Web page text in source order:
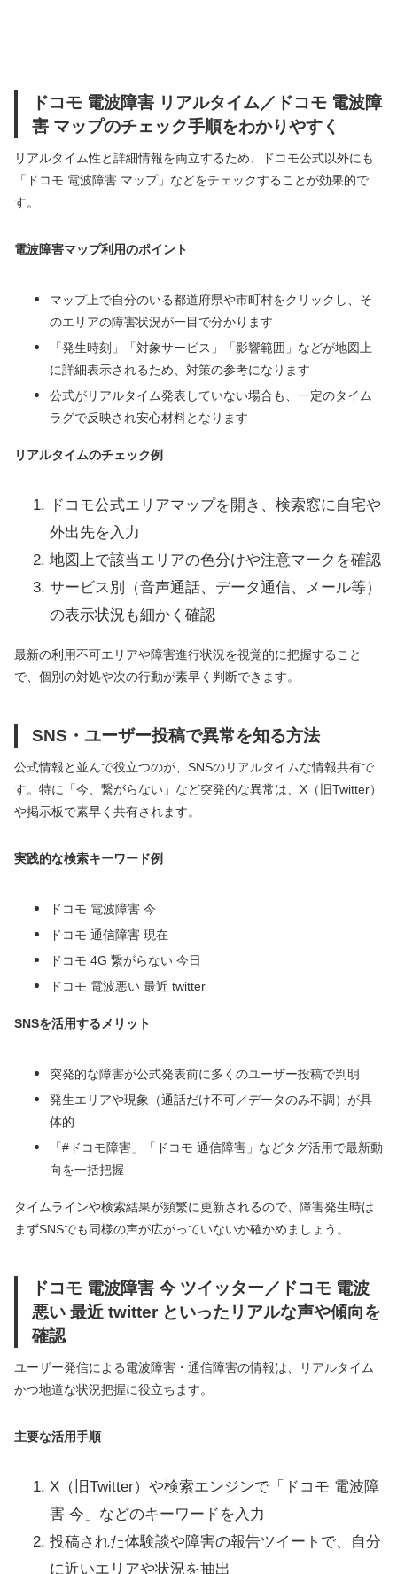
ドコモ 電波障害 リアルタイム／ドコモ 電波障
害 マップのチェック手順をわかりやすく
リアルタイム性と詳細情報を両立するため、ドコモ公式以外にも
「ドコモ 電波障害 マップ」などをチェックすることが効果的で
す。
電波障害マップ利用のポイント
マップ上で自分のいる都道府県や市町村をクリックし、そ
のエリアの障害状況が一目で分かります
「発生時刻」「対象サービス」「影響範囲」などが地図上
に詳細表示されるため、対策の参考になります
公式がリアルタイム発表していない場合も、一定のタイム
ラグで反映され安心材料となります
リアルタイムのチェック例
ドコモ公式エリアマップを開き、検索窓に自宅や
外出先を入力
地図上で該当エリアの色分けや注意マークを確認
サービス別（音声通話、データ通信、メール等）
の表示状況も細かく確認
最新の利用不可エリアや障害進行状況を視覚的に把握すること
で、個別の対処や次の行動が素早く判断できます。
SNS・ユーザー投稿で異常を知る方法
公式情報と並んで役立つのが、SNSのリアルタイムな情報共有で
す。特に「今、繋がらない」など突発的な異常は、X（旧Twitter）
や掲示板で素早く共有されます。
実践的な検索キーワード例
ドコモ 電波障害 今
ドコモ 通信障害 現在
ドコモ 4G 繋がらない 今日
ドコモ 電波悪い 最近 twitter
SNSを活用するメリット
突発的な障害が公式発表前に多くのユーザー投稿で判明
発生エリアや現象（通話だけ不可／データのみ不調）が具
体的
「#ドコモ障害」「ドコモ 通信障害」などタグ活用で最新動
向を一括把握
タイムラインや検索結果が頻繁に更新されるので、障害発生時は
まずSNSでも同様の声が広がっていないか確かめましょう。
ドコモ 電波障害 今 ツイッター／ドコモ 電波
悪い 最近 twitter といったリアルな声や傾向を
確認
ユーザー発信による電波障害・通信障害の情報は、リアルタイム
かつ地道な状況把握に役立ちます。
主要な活用手順
X（旧Twitter）や検索エンジンで「ドコモ 電波障
害 今」などのキーワードを入力
投稿された体験談や障害の報告ツイートで、自分
に近いエリアや状況を抽出